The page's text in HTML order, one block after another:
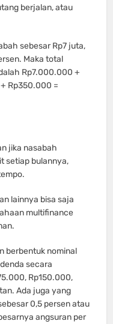
berjalan, atau
sebesar Rp7 juta,
Maka total
Rp7.000.000 +
Rp350.000 =
jika nasabah
setiap bulannya,
lainnya bisa saja
multifinance
berbentuk nominal
secara
Rp150.000,
Ada juga yang
0,5 persen atau
angsuran per